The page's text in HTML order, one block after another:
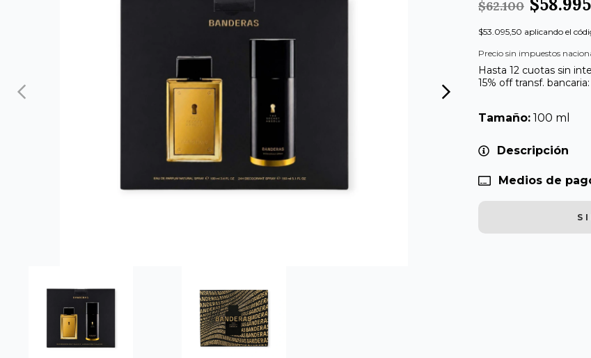
$62.100
$53.095,50 aplicando el
Precio sin impuestos
Hasta 12 cuotas sin
15% off transf. bancaria:
Tamaño: 100 ml
Descripción
Medios de